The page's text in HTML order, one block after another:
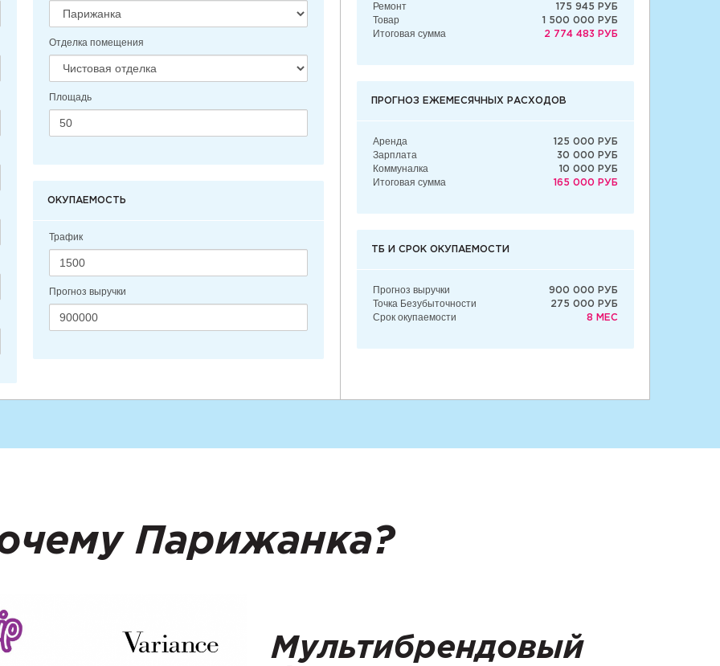
Отделка помещения
Площадь
ОКУПАЕМОСТЬ
Трафик
Прогноз выручки
Ремонт 175 945 РУБ
Товар 1 500 000 РУБ
Итоговая сумма 2 774 483 РУБ
ПРОГНОЗ ЕЖЕМЕСЯЧНЫХ РАСХОДОВ
Аренда 125 000 РУБ
Зарплата 30 000 РУБ
Коммуналка 10 000 РУБ
Итоговая сумма 165 000 РУБ
ТБ И СРОК ОКУПАЕМОСТИ
Прогноз выручки 900 000 РУБ
Точка Безубыточности 275 000 РУБ
Срок окупаемости 8 МЕС
Парижанка?
Мультибрендовый